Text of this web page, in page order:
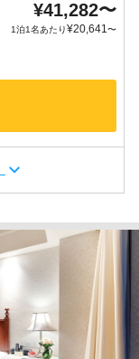
¥41,282〜
1泊1名あたり¥20,641〜